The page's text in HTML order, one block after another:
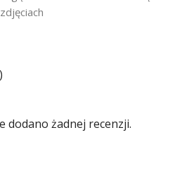
dodano żadnej recenzji.